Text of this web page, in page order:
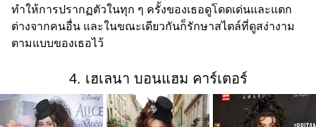
ทำให้การปรากฏตัวในทุก ๆ ครั้งของเธอดูโดดเด่นและแตก
ต่างจากคนอื่น และในขณะเดียวกันก็รักษาสไตล์ที่ดูสง่างาม
ตามแบบของเธอไว้
4. เฮเลนา บอนแฮม คาร์เตอร์